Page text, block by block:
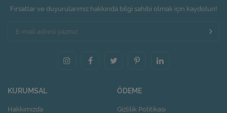
Fırsatlar ve duyurularımız hakkında bilgi sahibi olmak için kaydolun!
KURUMSAL
Hakkımızda
ÖDEME
Gizlilik Politikası